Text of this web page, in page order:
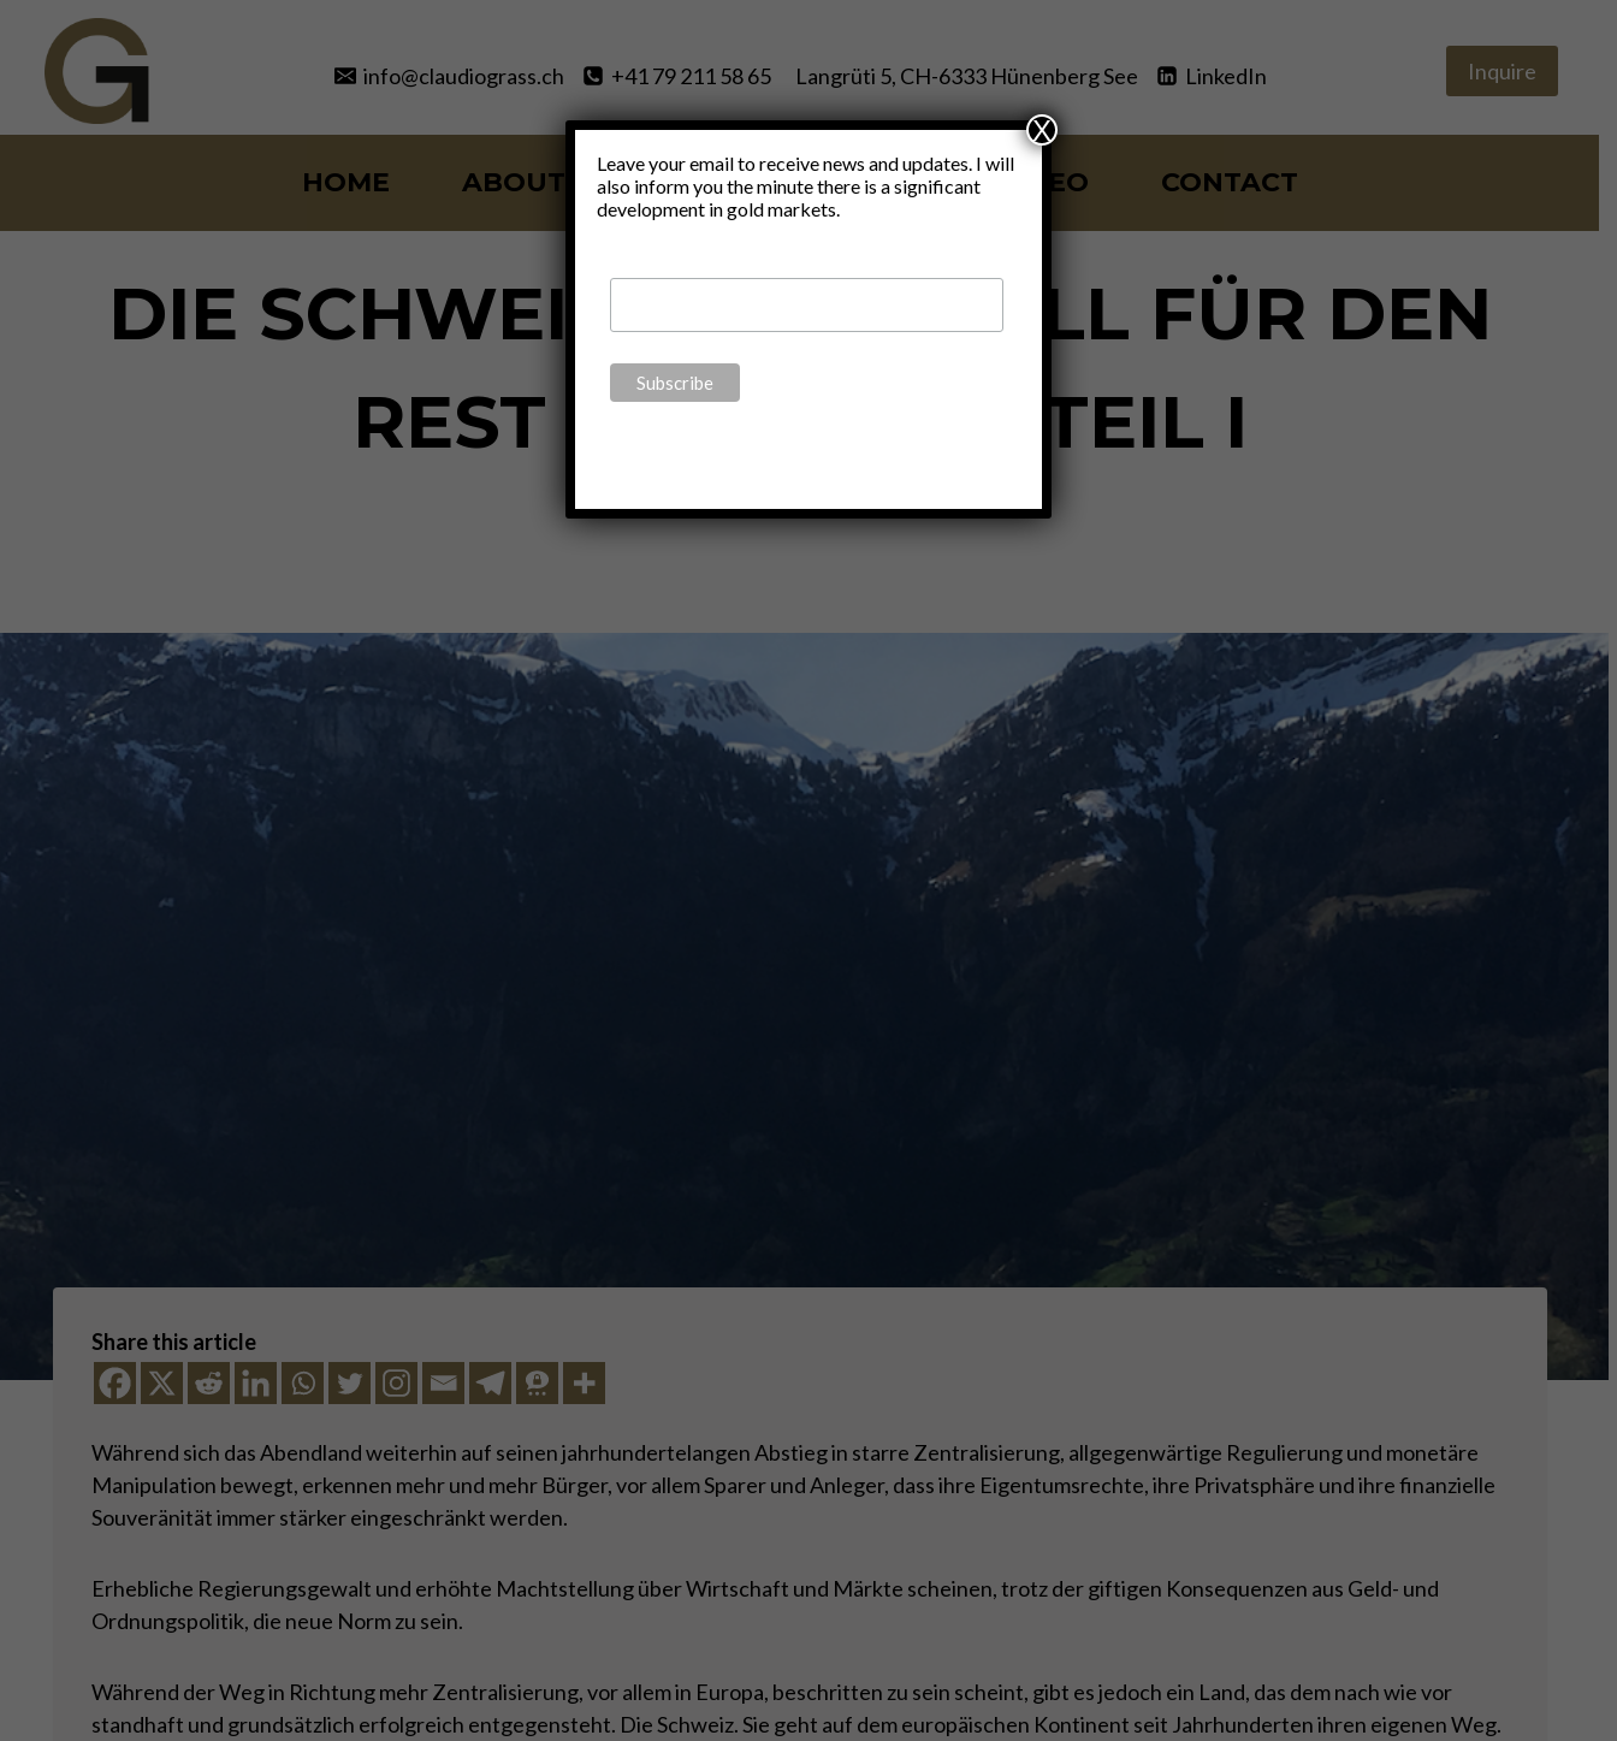
content
info@claudiograss.ch +41 79 211 58 65 Langrüti 5, CH-6333 Hünenberg See LinkedIn Inquire
HOME ABOUT SERVICES BLOG VIDEO CONTACT
DIE SCHWEIZ ALS MODELL FÜR DEN
REST DER WELT – TEIL I
ByClaudio Grass April 5, 2018
Share this article
Während sich das Abendland weiterhin auf seinen jahrhundertelangen Abstieg in starre Zentralisierung, allgegenwärtige Regulierung und monetäre
Manipulation bewegt, erkennen mehr und mehr Bürger, vor allem Sparer und Anleger, dass ihre Eigentumsrechte, ihre Privatsphäre und ihre finanzielle
Souveränität immer stärker eingeschränkt werden.
Erhebliche Regierungsgewalt und erhöhte Machtstellung über Wirtschaft und Märkte scheinen, trotz der giftigen Konsequenzen aus Geld- und
Ordnungspolitik, die neue Norm zu sein.
Während der Weg in Richtung mehr Zentralisierung, vor allem in Europa, beschritten zu sein scheint, gibt es jedoch ein Land, das dem nach wie vor
standhaft und grundsätzlich erfolgreich entgegensteht. Die Schweiz. Sie geht auf dem europäischen Kontinent seit Jahrhunderten ihren eigenen Weg.
Leave your email to receive news and updates. I will
also inform you the minute there is a significant
development in gold markets.
X